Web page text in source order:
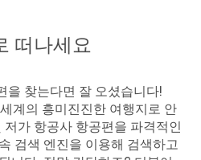
떠나세요
을 찾는다면 잘 오셨습니다!
계의 흥미진진한 여행지로 안
가 항공사 항공편을 파격적인
검색 엔진을 이용해 검색하고